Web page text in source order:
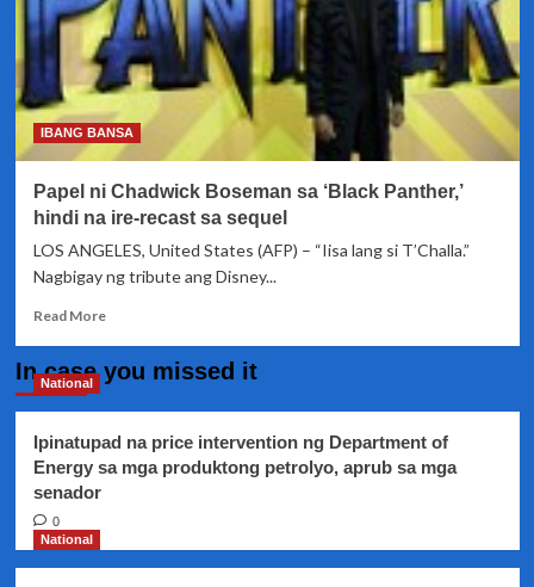
ng
Disney
IBANG BANSA
Papel ni Chadwick Boseman sa ‘Black Panther,’
hindi na ire-recast sa sequel
LOS ANGELES, United States (AFP) – “Iisa lang si T’Challa.”
Nagbigay ng tribute ang Disney...
Read MoreRead
Papel
Boseman
sa
In case you missed it
National
Ipinatupad na price intervention ng Department of
Energy sa mga produktong petrolyo, aprub sa mga
senador
0
National